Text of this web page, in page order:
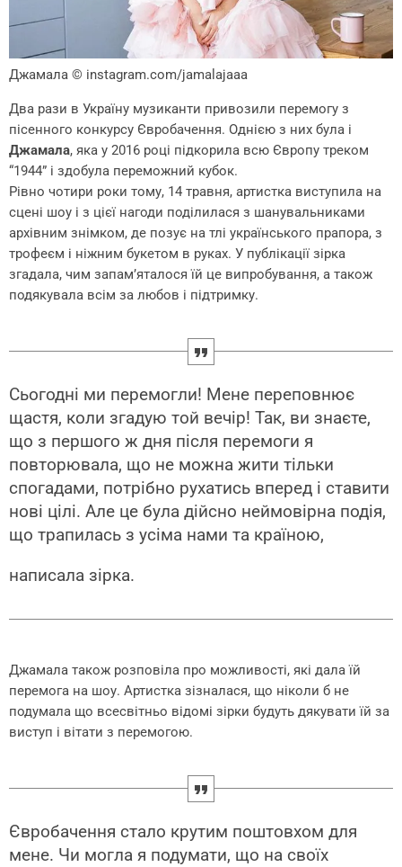
Джамала © instagram.com/jamalajaaa
Два рази в Україну музиканти привозили перемогу з
пісенного конкурсу Євробачення. Однією з них була і
Джамала, яка у 2016 році підкорила всю Європу треком
“1944” і здобула переможний кубок.
Рівно чотири роки тому, 14 травня, артистка виступила на
сцені шоу і з цієї нагоди поділилася з шанувальниками
архівним знімком, де позує на тлі українського прапора, з
трофеєм і ніжним букетом в руках. У публікації зірка
згадала, чим запам’яталося їй це випробування, а також
подякувала всім за любов і підтримку.
Сьогодні ми перемогли! Мене переповнює
щастя, коли згадую той вечір! Так, ви знаєте,
що з першого ж дня після перемоги я
повторювала, що не можна жити тільки
спогадами, потрібно рухатись вперед і ставити
нові цілі. Але це була дійсно неймовірна подія,
що трапилась з усіма нами та країною,
написала зірка.
Джамала також розповіла про можливості, які дала їй
перемога на шоу. Артистка зізналася, що ніколи б не
подумала що всесвітньо відомі зірки будуть дякувати їй за
виступ і вітати з перемогою.
Євробачення стало крутим поштовхом для
мене. Чи могла я подумати, що на своїх